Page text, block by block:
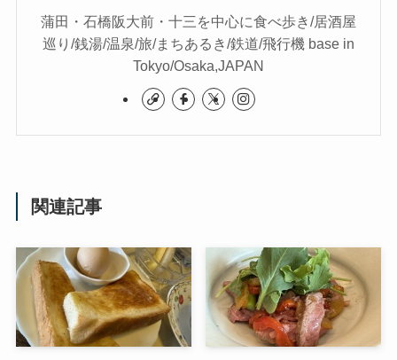
蒲田・石橋阪大前・十三を中心に食べ歩き/居酒屋
巡り/銭湯/温泉/旅/まちあるき/鉄道/飛行機 base in
Tokyo/Osaka,JAPAN
関連記事